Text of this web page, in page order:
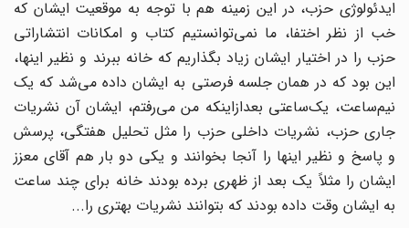
ایدئولوژی حزب، در این زمینه هم با توجه به موقعیت ایشان که
خب از نظر اختفا، ما نمی‌‌توانستیم کتاب و امکانات انتشاراتی
حزب را در اختیار ایشان زیاد بگذاریم که خانه ببرند و نظیر اینها،
این بود که در همان جلسه فرصتی به ایشان داده می‌شد که یک
نیم‌ساعت، یک‌ساعتی بعدازاینکه من می‌رفتم، ایشان آن نشریات
جاری حزب، نشریات داخلی حزب را مثل تحلیل هفتگی، پرسش
و پاسخ و نظیر اینها را آنجا بخوانند و یکی دو بار هم آقای معزز
ایشان را مثلاً یک بعد از ظهری برده بودند خانه برای چند ساعت
به ایشان وقت داده بودند که بتوانند نشریات بهتری را...